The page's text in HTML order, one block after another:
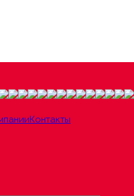
Контакты